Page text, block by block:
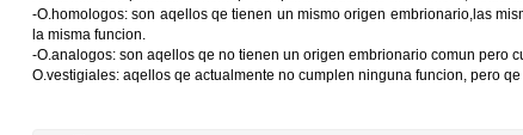
-O.homologos: son aqellos qe tienen un mismo origen embrionario,las
la misma funcion.
-O.analogos: son aqellos qe no tienen un origen embrionario comun pero
O.vestigiales: aqellos qe actualmente no cumplen ninguna funcion, pero